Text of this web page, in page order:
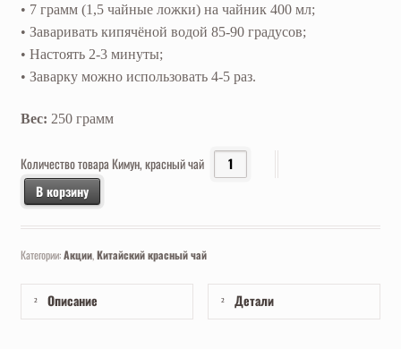
• 7 грамм (1,5 чайные ложки) на чайник 400 мл;
• Заваривать кипячёной водой 85-90 градусов;
• Настоять 2-3 минуты;
• Заварку можно использовать 4-5 раз.
Вес: 250 грамм
Количество товара Кимун, красный чай
В корзину
Категории:Акции,Китайский красный чай
Описание Детали